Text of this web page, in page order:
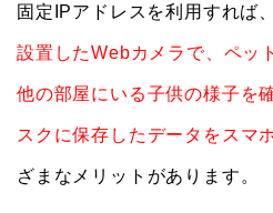
固定IPアドレスを利用すれば、
設置したWebカメラで、ペッ
他の部屋にいる子供の様子を
スクに保存したデータをスマ
ざまなメリットがあります。